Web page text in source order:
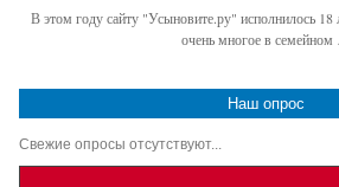
В этом году сайту "Усыновите.ру" исполнилось 18
очень многое в семейном
Наш опрос
Свежие опросы отсутствуют...